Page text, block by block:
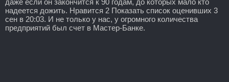
надеется дожить. Нравится 2 Показать список оценивших 3
сен в 20:03. И не только у нас, у огромного количества
предприятий был счет в Мастер-Банке.